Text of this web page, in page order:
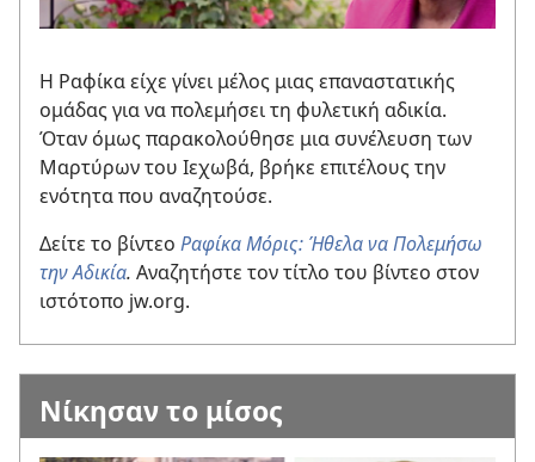
Η Ραφίκα είχε γίνει μέλος μιας επαναστατικής
ομάδας για να πολεμήσει τη φυλετική αδικία.
Όταν όμως παρακολούθησε μια συνέλευση των
Μαρτύρων του Ιεχωβά, βρήκε επιτέλους την
ενότητα που αναζητούσε.
Δείτε το βίντεο Ραφίκα Μόρις: Ήθελα να Πολεμήσω
την Αδικία. Αναζητήστε τον τίτλο του βίντεο στον
ιστότοπο jw.org.
Νίκησαν το μίσος